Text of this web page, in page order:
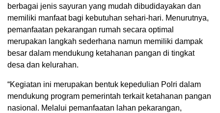
berbagai jenis sayuran yang mudah dibudidayakan dan
memiliki manfaat bagi kebutuhan sehari-hari. Menurutnya,
pemanfaatan pekarangan rumah secara optimal
merupakan langkah sederhana namun memiliki dampak
besar dalam mendukung ketahanan pangan di tingkat
desa dan kelurahan.
“Kegiatan ini merupakan bentuk kepedulian Polri dalam
mendukung program pemerintah terkait ketahanan pangan
nasional. Melalui pemanfaatan lahan pekarangan,